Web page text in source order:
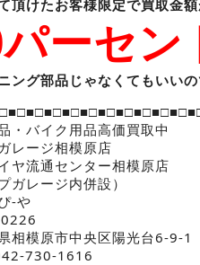
頂けたお客様限定で買取金
ーセン
ング部品じゃなくてもいい
・バイク用品高価買取中
レージ相模原店
ヤ流通センター相模原店
ガレージ内併設）
-や
相模原市中央区陽光台6-9-1
730-1616